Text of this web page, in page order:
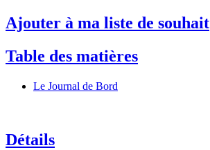
Ajouter à ma liste de souhait
Table des matières
Le Journal de Bord
Détails